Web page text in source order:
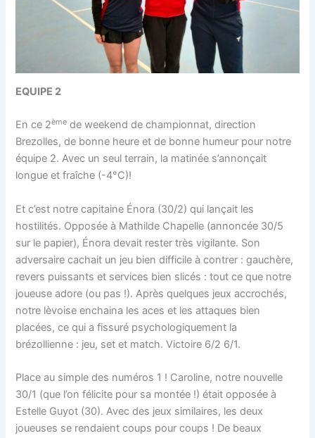
EQUIPE 2
En ce 2ème de weekend de championnat, direction
Brezolles, de bonne heure et de bonne humeur pour notre
équipe 2. Avec un seul terrain, la matinée s’annonçait
longue et fraîche (-4°C)!
Et c’est notre capitaine Énora (30/2) qui lançait les
hostilités. Opposée à Mathilde Chapelle (annoncée 30/5
sur le papier), Énora devait rester très vigilante. Son
adversaire cachait un jeu bien difficile à contrer : gauchère,
revers puissants et services bien slicés : tout ce que notre
joueuse adore (ou pas !). Après quelques jeux accrochés,
notre lèvoise enchaina les aces et les attaques bien
placées, ce qui a fissuré psychologiquement la
brézollienne : jeu, set et match. Victoire 6/2 6/1.
Place au simple des numéros 1 ! Caroline, notre nouvelle
30/1 (que l’on félicite pour sa montée !) était opposée à
Estelle Guyot (30). Avec des jeux similaires, les deux
joueuses se rendaient coups pour coups ! De beaux